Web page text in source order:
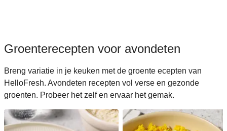
Groenterecepten voor avondeten
Breng variatie in je keuken met de groente ecepten van
HelloFresh. Avondeten recepten vol verse en gezonde
groenten. Probeer het zelf en ervaar het gemak.